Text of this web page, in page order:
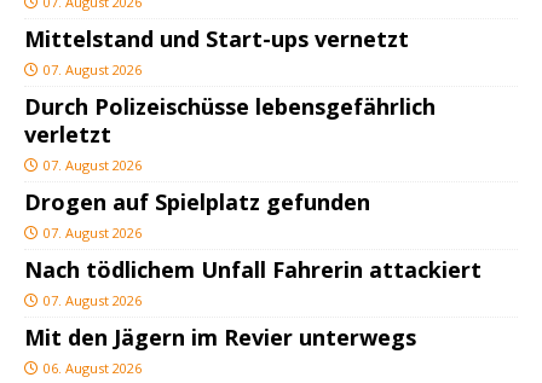
Mittelstand und Start-ups vernetzt
07. August 2026
Durch Polizeischüsse lebensgefährlich
verletzt
07. August 2026
Drogen auf Spielplatz gefunden
07. August 2026
Nach tödlichem Unfall Fahrerin attackiert
07. August 2026
Mit den Jägern im Revier unterwegs
06. August 2026